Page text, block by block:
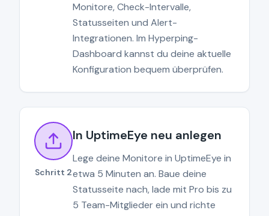
Monitore, Check-Intervalle,
Statusseiten und Alert-
Integrationen. Im Hyperping-
Dashboard kannst du deine aktuelle
Konfiguration bequem überprüfen.
Schritt 2
In UptimeEye neu anlegen
Lege deine Monitore in UptimeEye in
etwa 5 Minuten an. Baue deine
Statusseite nach, lade mit Pro bis zu
5 Team-Mitglieder ein und richte